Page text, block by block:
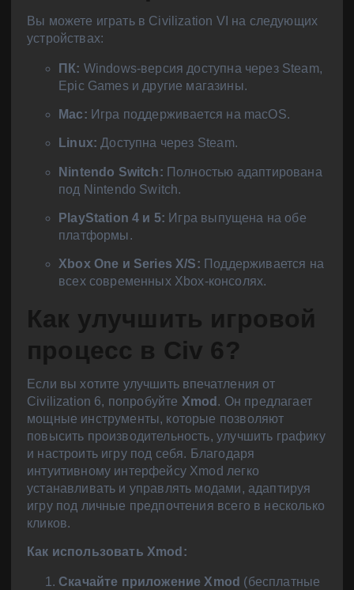
Вы можете играть в Civilization VI на следующих
устройствах:
ПК: Windows-версия доступна через Steam,
Epic Games и другие магазины.
Mac: Игра поддерживается на macOS.
Linux: Доступна через Steam.
Nintendo Switch: Полностью адаптирована
под Nintendo Switch.
PlayStation 4 и 5: Игра выпущена на обе
платформы.
Xbox One и Series X/S: Поддерживается на
всех современных Xbox-консолях.
Как улучшить игровой
процесс в Civ 6?
Если вы хотите улучшить впечатления от
Civilization 6, попробуйте Xmod . Он предлагает
мощные инструменты, которые позволяют
повысить производительность, улучшить графику
и настроить игру под себя. Благодаря
интуитивному интерфейсу Xmod легко
устанавливать и управлять модами, адаптируя
игру под личные предпочтения всего в несколько
кликов.
Как использовать Xmod:
Скачайте приложение Xmod (бесплатные